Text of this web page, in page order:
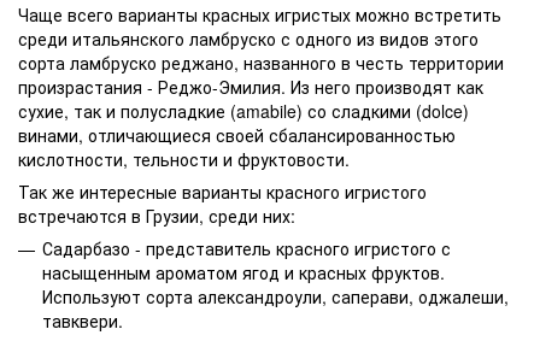
Чаще всего варианты красных игристых можно встретить
среди итальянского ламбруско с одного из видов этого
сорта ламбруско реджано, названного в честь территории
произрастания - Реджо-Эмилия. Из него производят как
сухие, так и полусладкие (amabile) со сладкими (dolce)
винами, отличающиеся своей сбалансированностью
кислотности, тельности и фруктовости.
Так же интересные варианты красного игристого
встречаются в Грузии, среди них:
Садарбазо - представитель красного игристого с
насыщенным ароматом ягод и красных фруктов.
Используют сорта александроули, саперави, оджалеши,
тавквери.